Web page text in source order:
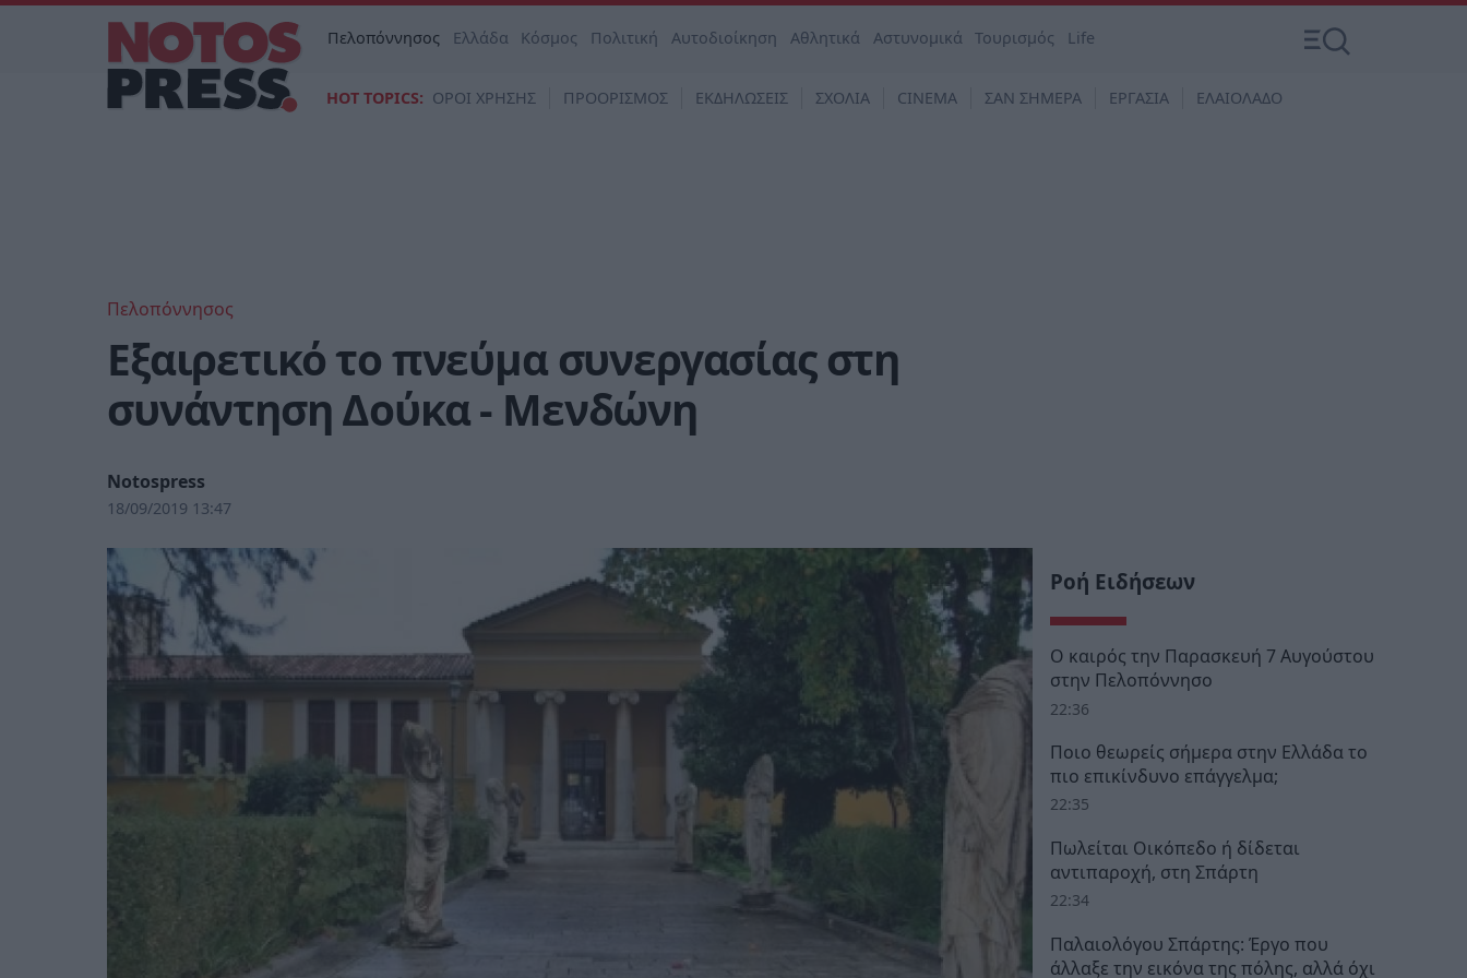
Πελοπόννησος Ελλάδα Κόσμος Πολιτική Αυτοδιοίκηση Αθλητικά Αστυνομικά Τουρισμός Life
HOT TOPICS: ΟΡΟΙ ΧΡΗΣΗΣ ΠΡΟΟΡΙΣΜΟΣ ΕΚΔΗΛΩΣΕΙΣ ΣΧΟΛΙΑ CINEMA ΣΑΝ ΣΗΜΕΡΑ ΕΡΓΑΣΙΑ ΕΛΑΙΟΛΑΔΟ
Πελοπόννησος
Εξαιρετικό το πνεύμα συνεργασίας στη
συνάντηση Δούκα - Μενδώνη
Notospress
18/09/2019 13:47
Ροή Ειδήσεων
Ο καιρός την Παρασκευή 7 Αυγούστου
στην Πελοπόννησο
22:36
Ποιο θεωρείς σήμερα στην Ελλάδα το
πιο επικίνδυνο επάγγελμα;
22:35
Πωλείται Οικόπεδο ή δίδεται
αντιπαροχή, στη Σπάρτη
22:34
Παλαιολόγου Σπάρτης: Έργο που
άλλαξε την εικόνα της πόλης, αλλά όχι